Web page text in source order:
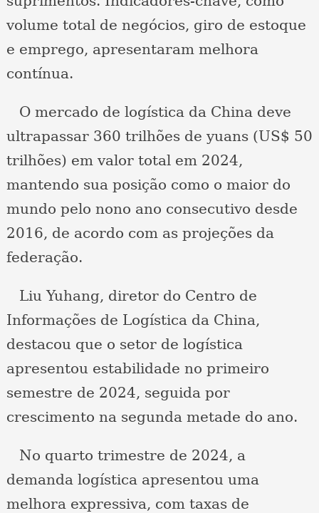
volume total de negócios, giro de estoque
e emprego, apresentaram melhora
contínua.
O mercado de logística da China deve
ultrapassar 360 trilhões de yuans (US$ 50
trilhões) em valor total em 2024,
mantendo sua posição como o maior do
mundo pelo nono ano consecutivo desde
2016, de acordo com as projeções da
federação.
Liu Yuhang, diretor do Centro de
Informações de Logística da China,
destacou que o setor de logística
apresentou estabilidade no primeiro
semestre de 2024, seguida por
crescimento na segunda metade do ano.
No quarto trimestre de 2024, a
demanda logística apresentou uma
melhora expressiva, com taxas de